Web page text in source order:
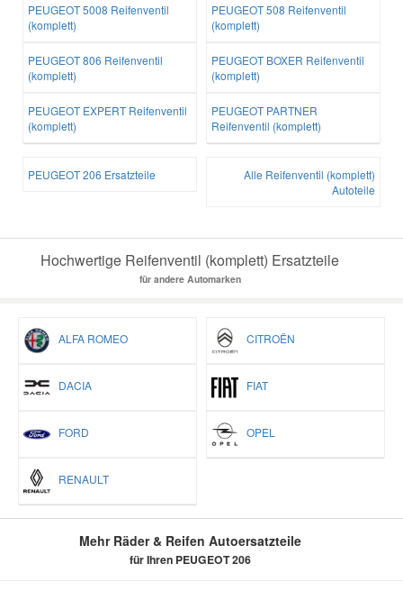
PEUGEOT 5008 Reifenventil
(komplett)
PEUGEOT 508 Reifenventil
(komplett)
PEUGEOT 806 Reifenventil
(komplett)
PEUGEOT BOXER Reifenventil
(komplett)
PEUGEOT EXPERT Reifenventil
(komplett)
PEUGEOT PARTNER
Reifenventil (komplett)
PEUGEOT 206 Ersatzteile
Alle Reifenventil (komplett)
Autoteile
Hochwertige Reifenventil (komplett) Ersatzteile
für andere Automarken
ALFA ROMEO CITROËN
DACIA FIAT
FORD OPEL
RENAULT
Mehr Räder & Reifen Autoersatzteile
für Ihren PEUGEOT 206